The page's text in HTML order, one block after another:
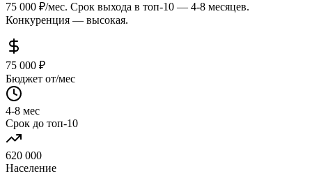
75 000 ₽/мес. Срок выхода в топ-10 — 4-8 месяцев.
Конкуренция — высокая.
75 000 ₽
Бюджет от/мес
4-8 мес
Срок до топ-10
620 000
Население